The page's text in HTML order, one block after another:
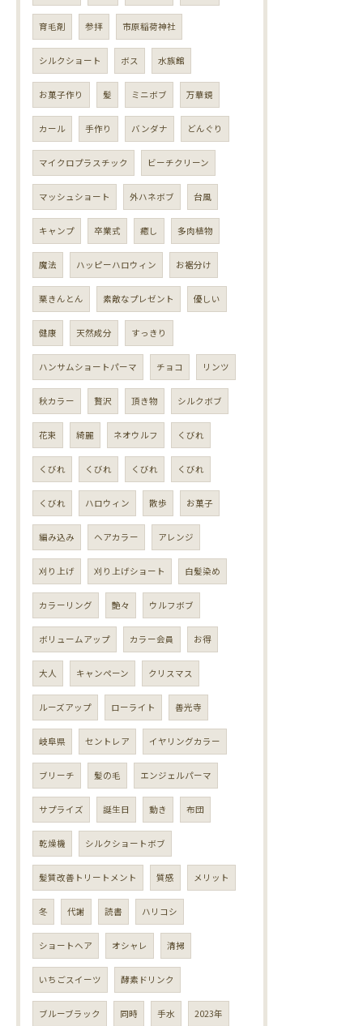
育毛剤 参拝 市原稲荷神社
シルクショート ボス 水族館
お菓子作り 髪 ミニボブ 万華鏡
カール 手作り バンダナ どんぐり
マイクロプラスチック ビーチクリーン
マッシュショート 外ハネボブ 台風
キャンプ 卒業式 癒し 多肉植物
魔法 ハッピーハロウィン お裾分け
栗きんとん 素敵なプレゼント 優しい
健康 天然成分 すっきり
ハンサムショートパーマ チョコ リンツ
秋カラー 贅沢 頂き物 シルクボブ
花束 綺麗 ネオウルフ くびれ
くびれ くびれ くびれ くびれ
くびれ ハロウィン 散歩 お菓子
編み込み ヘアカラー アレンジ
刈り上げ 刈り上げショート 白髪染め
カラーリング 艶々 ウルフボブ
ボリュームアップ カラー会員 お得
大人 キャンペーン クリスマス
ルーズアップ ローライト 善光寺
岐阜県 セントレア イヤリングカラー
ブリーチ 髪の毛 エンジェルパーマ
サプライズ 誕生日 動き 布団
乾燥機 シルクショートボブ
髪質改善トリートメント 質感 メリット
冬 代謝 読書 ハリコシ
ショートヘア オシャレ 清掃
いちごスイーツ 酵素ドリンク
ブルーブラック 同時 手水 2023年